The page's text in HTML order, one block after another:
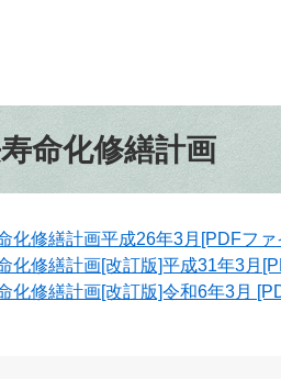
命化修繕計画​
化修繕計画平成26年3月[PDFファ
化修繕計画[改訂版]平成31年3月
化修繕計画[改訂版]令和6年3月